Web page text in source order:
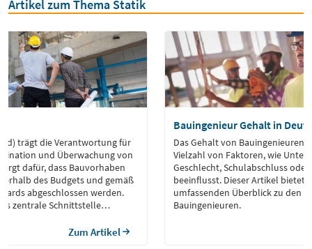
Artikel zum Thema Statik
d) trägt die Verantwortung für
und Überwachung von
dafür, dass Bauvorhaben
des Budgets und gemäß
abgeschlossen werden.
zentrale Schnittstelle
Unternehmen. Zu
Zum Artikel
Bauingenieur Gehalt in
Das Gehalt von Bauingenieuren
Vielzahl von Faktoren, wie
Geschlecht, Schulabschluss
beeinflusst. Dieser Artikel bietet
umfassenden Überblick zu den
Bauingenieuren.